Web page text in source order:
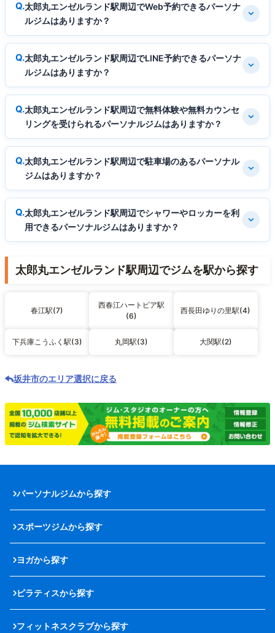
太郎丸エンゼルランド駅周辺でWeb予約できるパーソナ
ルジムはありますか？
太郎丸エンゼルランド駅周辺でLINE予約できるパーソナ
ルジムはありますか？
太郎丸エンゼルランド駅周辺で無料体験や無料カウンセ
リングを受けられるパーソナルジムはありますか？
太郎丸エンゼルランド駅周辺で駐車場のあるパーソナル
ジムはありますか？
太郎丸エンゼルランド駅周辺でシャワーやロッカーを利
用できるパーソナルジムはありますか？
太郎丸エンゼルランド駅周辺でジムを駅から探す
春江駅(7)
西春江ハートピア駅
(6)
西長田ゆりの里駅(4)
下兵庫こうふく駅(3) 丸岡駅(3) 大関駅(2)
坂井市のエリア選択に戻る
パーソナルジムから探す
スポーツジムから探す
ヨガから探す
ピラティスから探す
フィットネスクラブから探す